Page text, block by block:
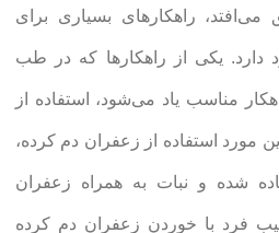
می‌افتد، راهکارهای بسیاری برای
دارد. یکی از راهکارها که در طب
مناسب یاد می‌شود، استفاده از
مورد استفاده از زعفران دم کرده،
شده و نبات به همراه زعفران
فرد با خوردن زعفران دم کرده